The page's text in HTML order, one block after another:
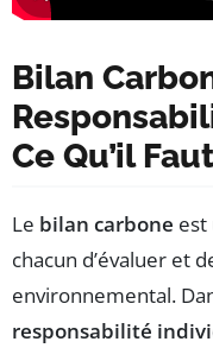
Bilan
Ce Qu’il
Le bilan carbone est
chacun d’évaluer et
environnemental.
responsabilité